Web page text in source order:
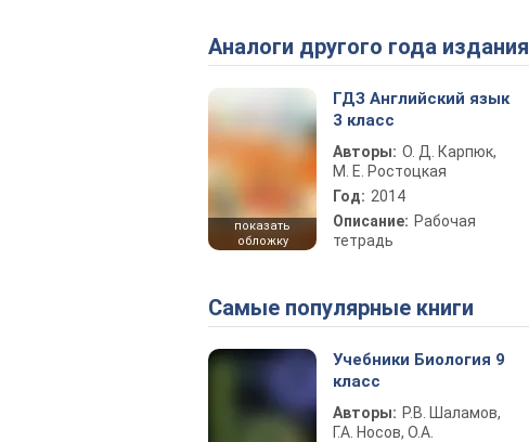
Аналоги другого года издания
показать
обложку
ГДЗ Английский язык
3 класс
Авторы: О. Д. Карпюк,
М. Е. Ростоцкая
Год: 2014
Описание: Рабочая
тетрадь
Самые популярные книги
Учебники Биология 9
класс
Авторы: Р.В. Шаламов,
Г.А. Носов, О.А.